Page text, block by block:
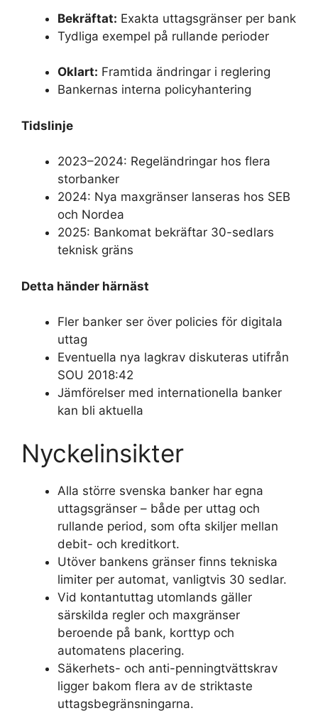
Bekräftat: Exakta uttagsgränser per bank
Tydliga exempel på rullande perioder
Oklart: Framtida ändringar i reglering
Bankernas interna policyhantering
Tidslinje
2023–2024: Regeländringar hos flera
storbanker
2024: Nya maxgränser lanseras hos SEB
och Nordea
2025: Bankomat bekräftar 30-sedlars
teknisk gräns
Detta händer härnäst
Fler banker ser över policies för digitala
uttag
Eventuella nya lagkrav diskuteras utifrån
SOU 2018:42
Jämförelser med internationella banker
kan bli aktuella
Nyckelinsikter
Alla större svenska banker har egna
uttagsgränser – både per uttag och
rullande period, som ofta skiljer mellan
debit- och kreditkort.
Utöver bankens gränser finns tekniska
limiter per automat, vanligtvis 30 sedlar.
Vid kontantuttag utomlands gäller
särskilda regler och maxgränser
beroende på bank, korttyp och
automatens placering.
Säkerhets- och anti-penningtvättskrav
ligger bakom flera av de striktaste
uttagsbegränsningarna.